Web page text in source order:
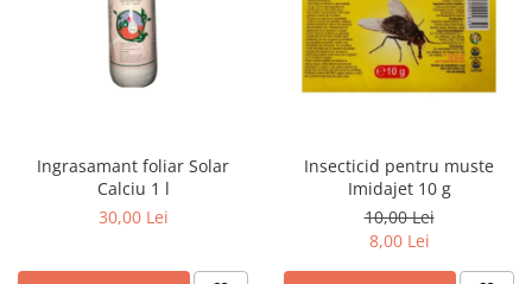
Ingrasamant foliar Solar
Calciu 1 l
30,00 Lei
Insecticid pentru muste
Imidajet 10 g
10,00 Lei
8,00 Lei